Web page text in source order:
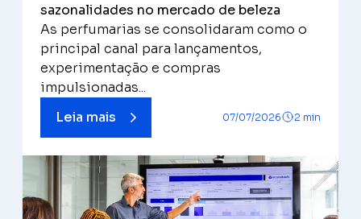
sazonalidades no mercado de beleza
As perfumarias se consolidaram como o
principal canal para lançamentos,
experimentação e compras
impulsionadas...
Leia mais
07/07/2026 2 min